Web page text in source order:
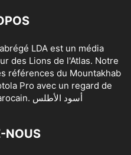
LDA est un média
des Lions de l'Atlas. Notre
références du Mountakhab
360° sur le sport Marocain. أسود الأطلس
NOUS